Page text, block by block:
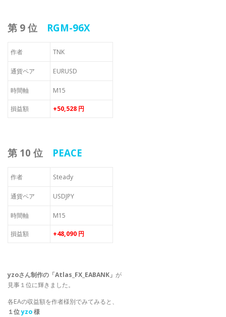
第 9 位 RGM-96X
作者 TNK
通貨ペア EURUSD
時間軸 M15
損益額 +50,528 円
第 10 位 PEACE
作者 Steady
通貨ペア USDJPY
時間軸 M15
損益額 +48,090 円
yzoさん制作の「Atlas_FX_EABANK」 が
見事１位に輝きました。
各EAの収益額を作者様別でみてみると、
１位yzo様